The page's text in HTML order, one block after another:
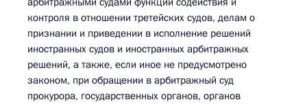
контроля в отношении третейских судов, делам о
признании и приведении в исполнение решений
иностранных судов и иностранных арбитражных
решений, а также, если иное не предусмотрено
законом, при обращении в арбитражный суд
прокурора, государственных органов, органов